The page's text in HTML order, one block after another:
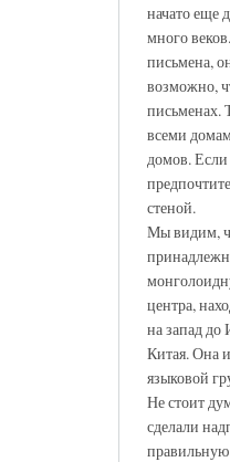
начато еще
много
письмена,
возможно,
всеми
домов. Если
стеной.
Мы видим,
центра,
на запад до
Китая. Она
языковой
Не стоит
сделали